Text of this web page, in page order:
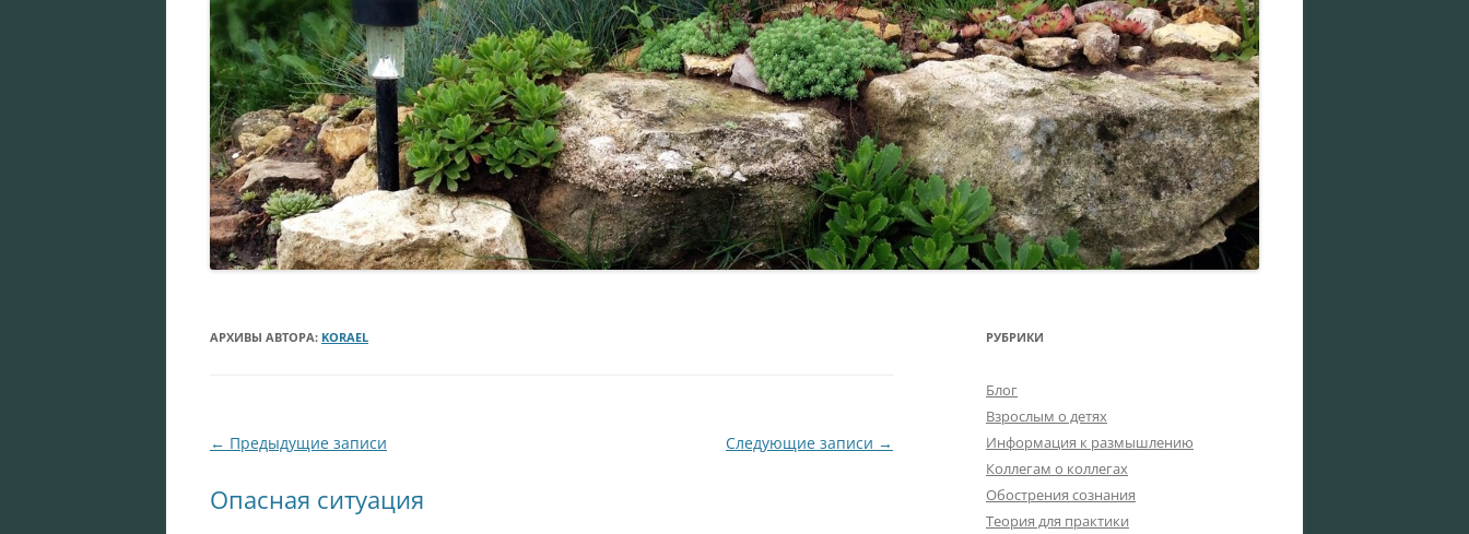
АРХИВЫ АВТОРА: KORAEL
Навигация
записям
← Предыдущие записи Следующие записи →
Опасная ситуация
РУБРИКИ
Блог
Взрослым о детях
Информация к размышлению
Коллегам о коллегах
Обострения сознания
Теория для практики